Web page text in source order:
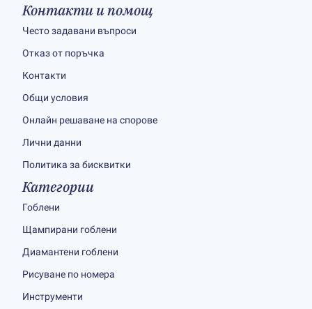
Контакти и помощ
Често задавани въпроси
Отказ от поръчка
Контакти
Общи условия
Онлайн решаване на спорове
Лични данни
Политика за бисквитки
Категории
Гоблени
Щампирани гоблени
Диамантени гоблени
Рисуване по номера
Инструменти